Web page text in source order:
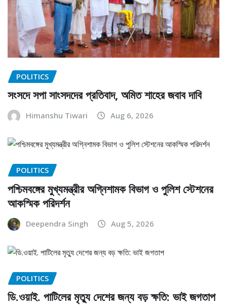
POLITICS
সংসদে সপা সাংসদদের প্রতিবাদ, অমিত শাহের জবাব দাবি
Himanshu Tiwari Aug 6, 2026
POLITICS
পশ্চিমবঙ্গের মুখ্যমন্ত্রীর অগ্নিশামক বিভাগ ও পুলিশ স্টেশনের
আকস্মিক পরিদর্শন
Deependra Singh Aug 5, 2026
POLITICS
ডি.ওয়াই. পাটিলের মৃত্যু দেশের জন্য বড় ক্ষতি: ভাই জগতাপ